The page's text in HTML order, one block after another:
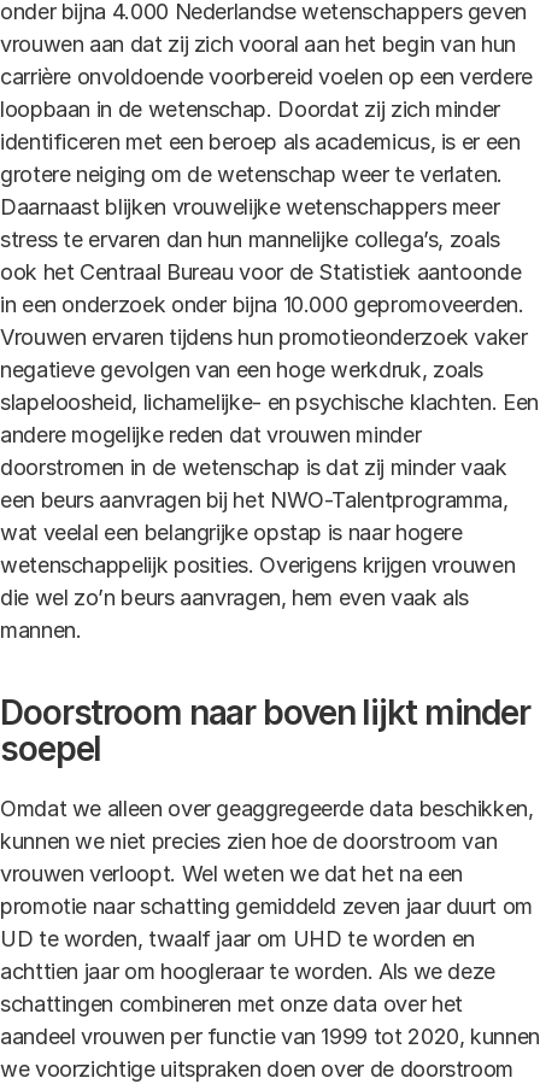
onder bijna 4.000 Nederlandse wetenschappers geven
vrouwen aan dat zij zich vooral aan het begin van hun
carrière onvoldoende voorbereid voelen op een verdere
loopbaan in de wetenschap. Doordat zij zich minder
identificeren met een beroep als academicus, is er een
grotere neiging om de wetenschap weer te verlaten.
Daarnaast blijken vrouwelijke wetenschappers meer
stress te ervaren dan hun mannelijke collega’s, zoals
ook het Centraal Bureau voor de Statistiek aantoonde
in een onderzoek onder bijna 10.000 gepromoveerden.
Vrouwen ervaren tijdens hun promotieonderzoek vaker
negatieve gevolgen van een hoge werkdruk, zoals
slapeloosheid, lichamelijke- en psychische klachten. Een
andere mogelijke reden dat vrouwen minder
doorstromen in de wetenschap is dat zij minder vaak
een beurs aanvragen bij het NWO-Talentprogramma,
wat veelal een belangrijke opstap is naar hogere
wetenschappelijk posities. Overigens krijgen vrouwen
die wel zo’n beurs aanvragen, hem even vaak als
mannen.
Doorstroom naar boven lijkt minder
soepel
Omdat we alleen over geaggregeerde data beschikken,
kunnen we niet precies zien hoe de doorstroom van
vrouwen verloopt. Wel weten we dat het na een
promotie naar schatting gemiddeld zeven jaar duurt om
UD te worden, twaalf jaar om UHD te worden en
achttien jaar om hoogleraar te worden. Als we deze
schattingen combineren met onze data over het
aandeel vrouwen per functie van 1999 tot 2020, kunnen
we voorzichtige uitspraken doen over de doorstroom